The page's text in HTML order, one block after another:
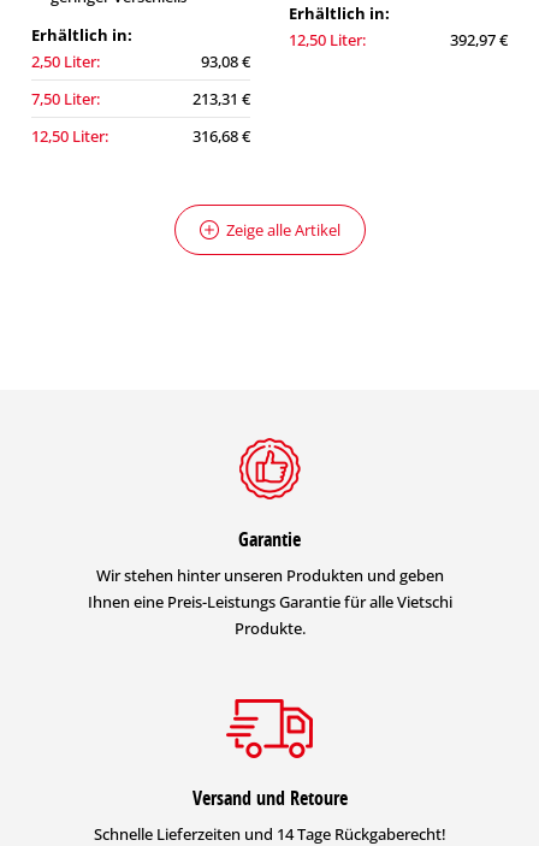
Erhältlich in:
2,50 Liter:
93,08 €
7,50 Liter:
213,31 €
12,50 Liter:
316,68 €
Erhältlich in:
12,50 Liter:
392,97 €
Zeige alle Artikel
Garantie
Wir stehen hinter unseren Produkten und geben
Ihnen eine Preis-Leistungs Garantie für alle Vietschi
Produkte.
Versand und Retoure
Schnelle Lieferzeiten und 14 Tage Rückgaberecht!